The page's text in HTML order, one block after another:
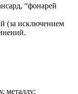
“фонарей
(за исключением
металлу;